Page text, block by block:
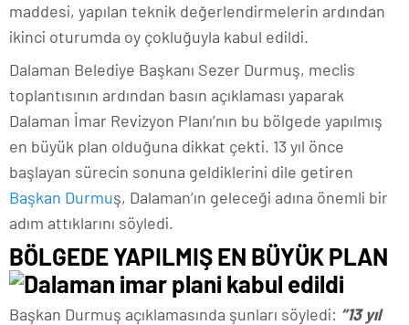
maddesi, yapılan teknik değerlendirmelerin ardından
ikinci oturumda oy çokluğuyla kabul edildi.
Dalaman Belediye Başkanı Sezer Durmuş, meclis
toplantısının ardından basın açıklaması yaparak
Dalaman İmar Revizyon Planı’nın bu bölgede yapılmış
en büyük plan olduğuna dikkat çekti. 13 yıl önce
başlayan sürecin sonuna geldiklerini dile getiren
Başkan Durmuş, Dalaman’ın geleceği adına önemli bir
adım attıklarını söyledi.
BÖLGEDE YAPILMIŞ EN BÜYÜK PLAN
Başkan Durmuş açıklamasında şunları söyledi: “13 yıl